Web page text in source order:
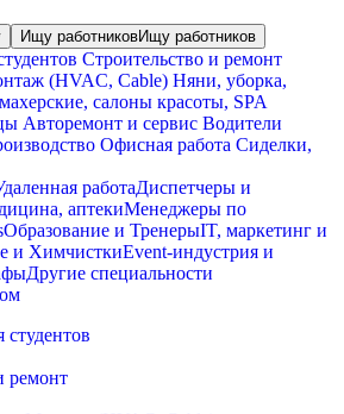
Ищу работниковИщу работников
Строительство и ремонт
(HVAC, Cable) Няни, уборка,
салоны красоты, SPA
Авторемонт и cервис Водители
Офисная работа Сиделки,
работаДиспетчеры и
аптекиМенеджеры по
Образование и ТренерыIT, маркетинг и
и ХимчисткиEvent-индустрия и
Другие специальности
ремонт